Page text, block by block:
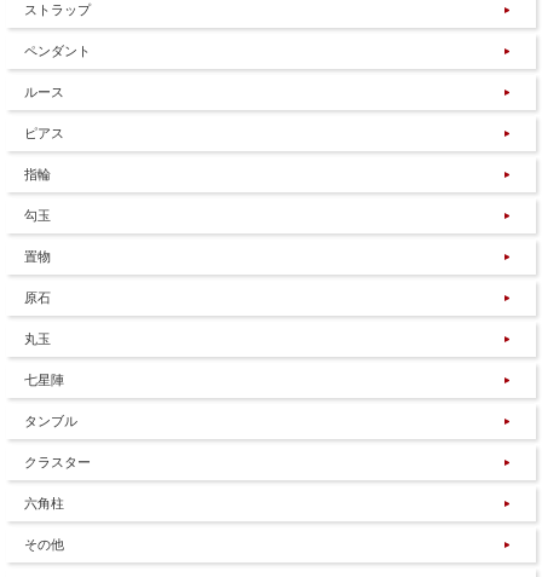
ストラップ
ペンダント
ルース
ピアス
指輪
勾玉
置物
原石
丸玉
七星陣
タンブル
クラスター
六角柱
その他